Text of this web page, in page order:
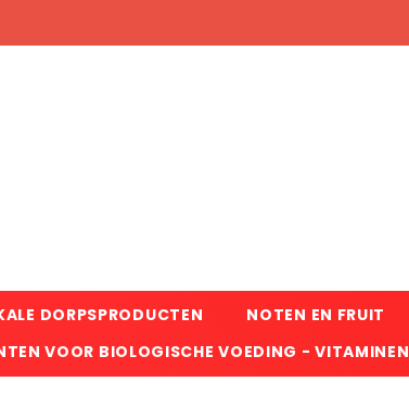
DORPSPRODUCTEN NOTEN EN FRUIT
VOOR BIOLOGISCHE VOEDING - VITAMINEN